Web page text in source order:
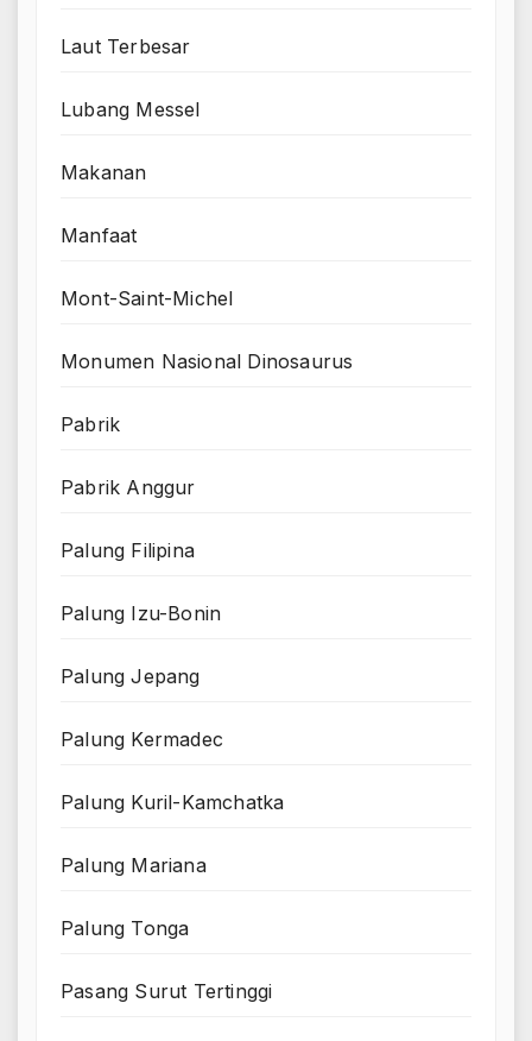
Laut Terbesar
Lubang Messel
Makanan
Manfaat
Mont-Saint-Michel
Monumen Nasional Dinosaurus
Pabrik
Pabrik Anggur
Palung Filipina
Palung Izu-Bonin
Palung Jepang
Palung Kermadec
Palung Kuril-Kamchatka
Palung Mariana
Palung Tonga
Pasang Surut Tertinggi